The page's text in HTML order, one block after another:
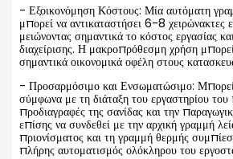
- Εξοικονόμηση Κόστους: Μία αυτόματη
μπορεί να αντικαταστήσει 6-8 χειρώνακτες
μειώνοντας σημαντικά το κόστος εργασίας
διαχείρισης. Η μακροπρόθεσμη χρήση
σημαντικά οικονομικά οφέλη στους
- Προσαρμόσιμο και Ενσωματώσιμο:
σύμφωνα με τη διάταξη του εργαστηρίου του
προδιαγραφές της σανίδας και την
επίσης να συνδεθεί με την αρχική γραμμή
πριονίσματος και τη γραμμή θερμής
πλήρης αυτοματισμός ολόκληρου του